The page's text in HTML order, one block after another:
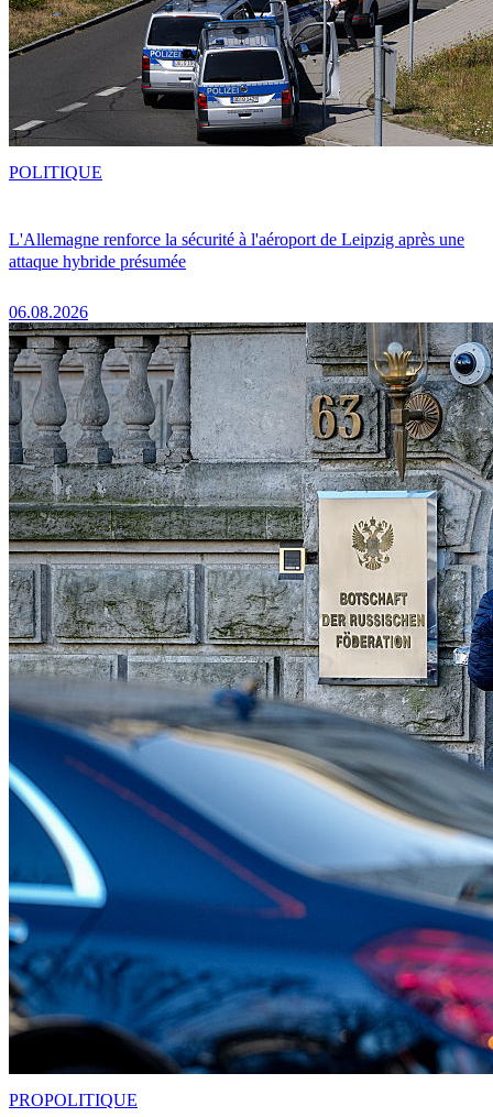
L'Allemagne renforce la sécurité à l'aéroport de Leipzig après une
attaque hybride présumée
06.08.2026
POLITIQUE
PROPOLITIQUE